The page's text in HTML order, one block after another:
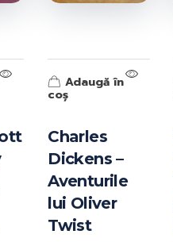
Charles
Dickens –
Aventurile
lui Oliver
Twist
Adaugă în
coș